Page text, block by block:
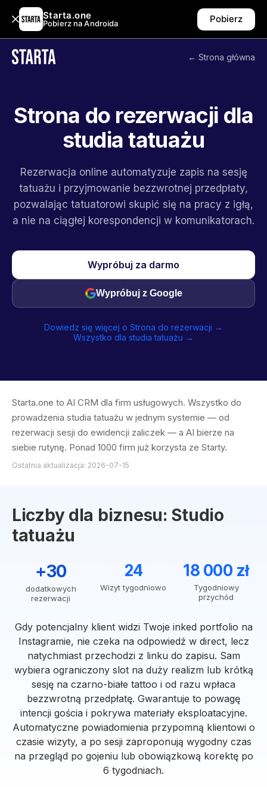
Starta.one
Pobierz na Androida Pobierz
← Strona główna
Strona do rezerwacji dla
studia tatuażu
Rezerwacja online automatyzuje zapis na sesję
tatuażu i przyjmowanie bezzwrotnej przedpłaty,
pozwalając tatuatorowi skupić się na pracy z igłą,
a nie na ciągłej korespondencji w komunikatorach.
Wypróbuj za darmo
Wypróbuj z Google
Dowiedz się więcej o Strona do rezerwacji →
Wszystko dla studia tatuażu →
Starta.one to AI CRM dla firm usługowych. Wszystko do
prowadzenia studia tatuażu w jednym systemie — od
rezerwacji sesji do ewidencji zaliczek — a AI bierze na
siebie rutynę. Ponad 1000 firm już korzysta ze Starty.
Ostatnia aktualizacja: 2026-07-15
Liczby dla biznesu: Studio
tatuażu
+30
dodatkowych
rezerwacji
24
Wizyt tygodniowo
18 000 zł
Tygodniowy
przychód
Gdy potencjalny klient widzi Twoje inked portfolio na
Instagramie, nie czeka na odpowiedź w direct, lecz
natychmiast przechodzi z linku do zapisu. Sam
wybiera ograniczony slot na duży realizm lub krótką
sesję na czarno-białe tattoo i od razu wpłaca
bezzwrotną przedpłatę. Gwarantuje to powagę
intencji gościa i pokrywa materiały eksploatacyjne.
Automatyczne powiadomienia przypomną klientowi o
czasie wizyty, a po sesji zaproponują wygodny czas
na przegląd po gojeniu lub obowiązkową korektę po
6 tygodniach.